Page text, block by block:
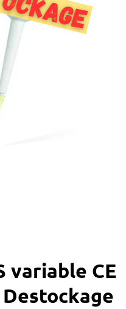
variable CE
Destockage